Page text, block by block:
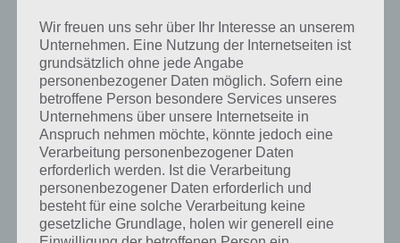
Hilfe. Da die Reihenfolge bei jedem Spieler anders ist, können wir dir
nicht das exakte Level anzeigen, weshalb du über unsere
Komplettlösung jedoch trotzdem zu jedem Sachverhalt die
entsprechenden Antworten findest!
Weitere Lösungen zu 94%
gesucht? Schaue inunsere
Komplettlösung zur App! Dort
kannst du mit der Suche
Wir freuen uns sehr über Ihr Interesse an unserem
Unternehmen. Eine Nutzung der Internetseiten ist
grundsätzlich ohne jede Angabe
personenbezogener Daten möglich. Sofern eine
betroffene Person besondere Services unseres
Unternehmens über unsere Internetseite in
Anspruch nehmen möchte, könnte jedoch eine
Verarbeitung personenbezogener Daten
erforderlich werden. Ist die Verarbeitung
personenbezogener Daten erforderlich und
besteht für eine solche Verarbeitung keine
gesetzliche Grundlage, holen wir generell eine